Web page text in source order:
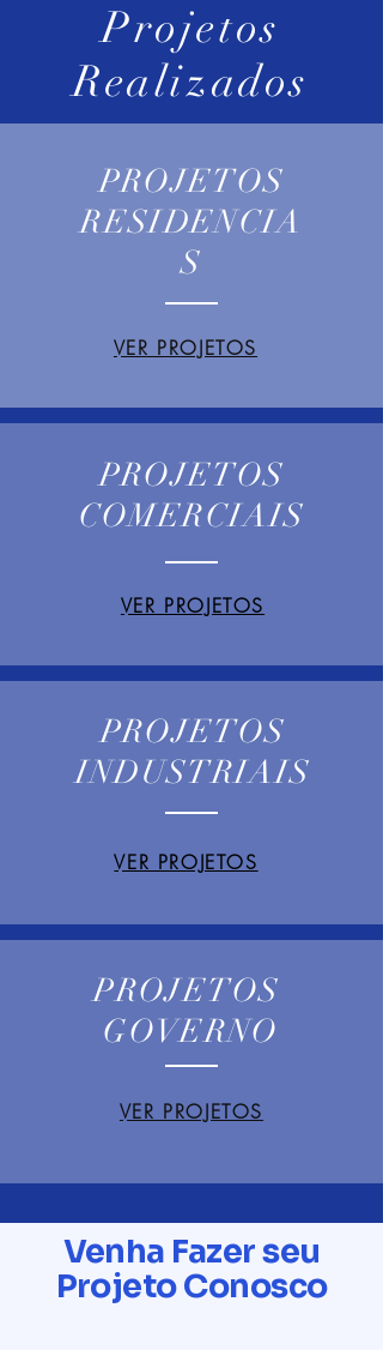
Projetos
Realizados
PROJETOS
RESIDENCIA
S
VER PROJETOS
PROJETOS
COMERCIAIS
VER PROJETOS
PROJETOS
INDUSTRIAIS
VER PROJETOS
PROJETOS
GOVERNO
VER PROJETOS
Venha Fazer seu
Projeto Conosco